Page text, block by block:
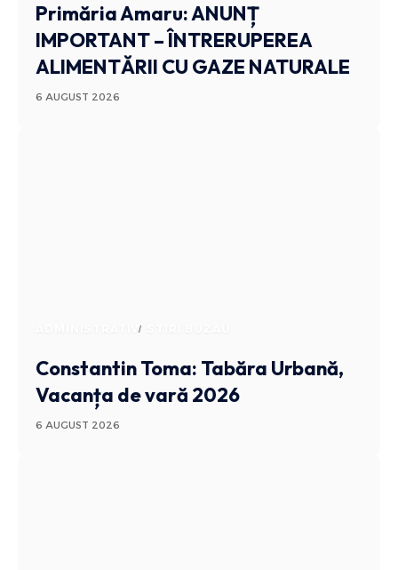
Primăria Amaru: ANUNȚ
IMPORTANT – ÎNTRERUPEREA
ALIMENTĂRII CU GAZE NATURALE
6 AUGUST 2026
ADMINISTRATIV
Constantin Toma: Tabăra Urbană,
Vacanța de vară 2026
6 AUGUST 2026